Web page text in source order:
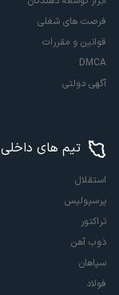
فرصت های شغلی
قوانین و مقررات
DMCA
آگهی دولتی
تیم های داخلی
استقلال
پرسپولیس
تراکتور
ذوب آهن
سپاهان
فولاد